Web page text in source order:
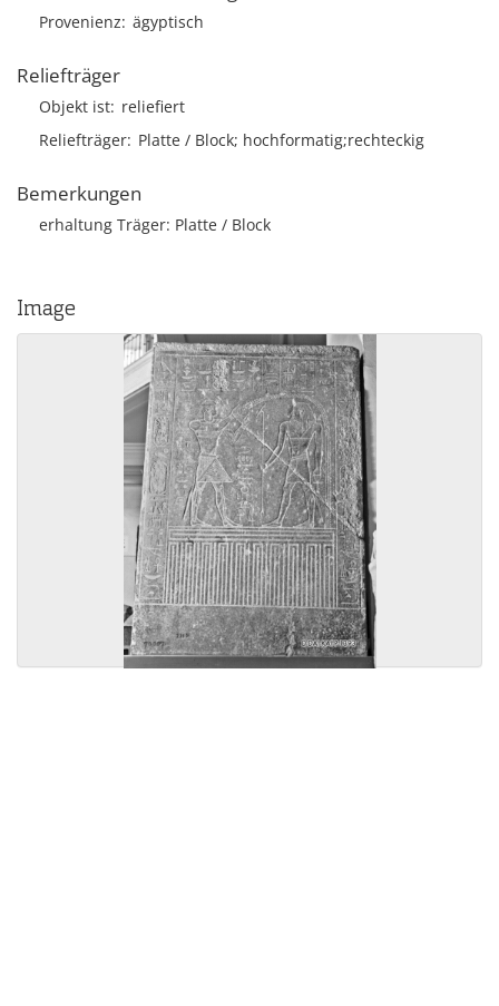
Provenienz ägyptisch
Reliefträger
Objekt ist reliefiert
Reliefträger Platte / Block; hochformatig;rechteckig
Bemerkungen
erhaltung Träger: Platte / Block
Image